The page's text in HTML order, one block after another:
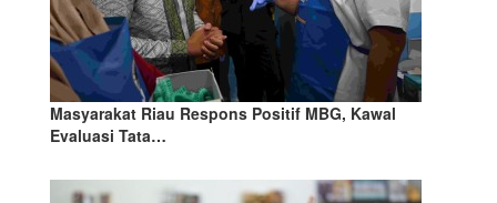
Masyarakat Riau Respons Positif MBG, Kawal
Evaluasi Tata…